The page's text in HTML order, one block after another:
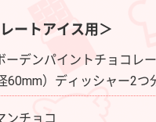
ートアイス用＞
ーデンパイントチョコレ
60mm）ディッシャー2つ
ンチョコ